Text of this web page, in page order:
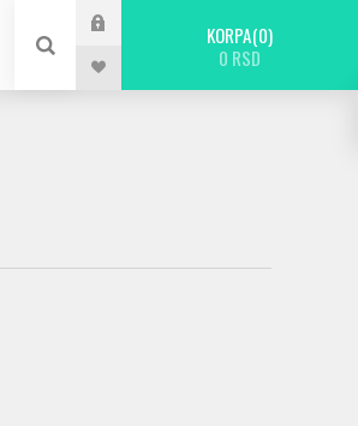
KORPA 0
0 RSD